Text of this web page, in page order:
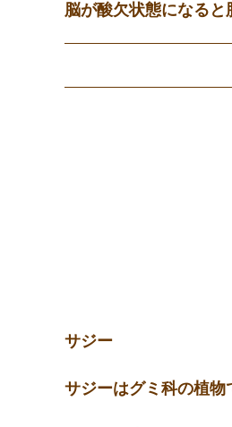
脳が酸欠状態になる
サジー
サジーはグミ科の植物